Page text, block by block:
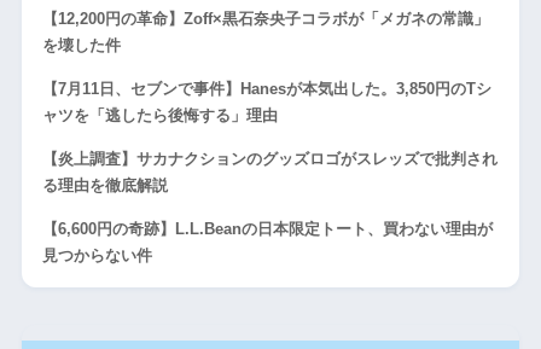
【12,200円の革命】Zoff×黒石奈央子コラボが「メガネの常識」
を壊した件
【7月11日、セブンで事件】Hanesが本気出した。3,850円のTシ
ャツを「逃したら後悔する」理由
【炎上調査】サカナクションのグッズロゴがスレッズで批判され
る理由を徹底解説
【6,600円の奇跡】L.L.Beanの日本限定トート、買わない理由が
見つからない件